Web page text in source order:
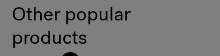
Other popular
products